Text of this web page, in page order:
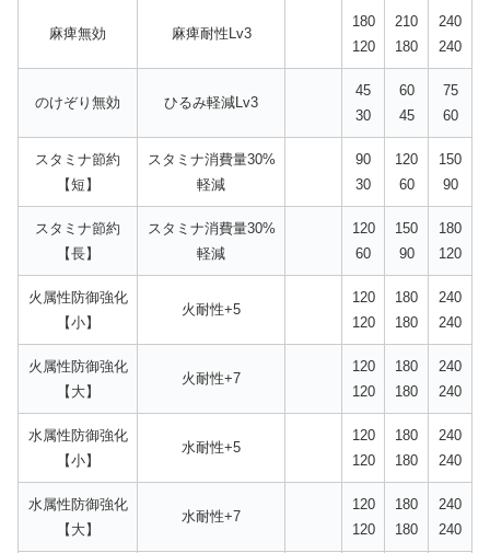
麻痺無効 麻痺耐性Lv3
180
120
210
180
240
240
のけぞり無効 ひるみ軽減Lv3
45
30
60
45
75
60
スタミナ節約
【短】
スタミナ消費量30%
軽減
90
30
120
60
150
90
スタミナ節約
【長】
スタミナ消費量30%
軽減
120
60
150
90
180
120
火属性防御強化
【小】
火耐性+5
120
120
180
180
240
240
火属性防御強化
【大】
火耐性+7
120
120
180
180
240
240
水属性防御強化
【小】
水耐性+5
120
120
180
180
240
240
水属性防御強化
【大】
水耐性+7
120
120
180
180
240
240